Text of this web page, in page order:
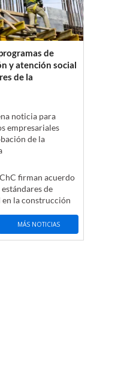
de
y atención social
de la
noticia para
empresariales
de la
firman acuerdo
de
la construcción
MÁS NOTICIAS